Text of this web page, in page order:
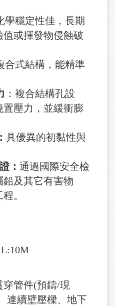
學穩定性佳，長期
或揮發物侵蝕破
合式結構，能精準
：複合結構孔設
壓力，並緩衝膨
具優異的初黏性與
： 通過國際安全檢
及其它有害物
。
穿管件(預鑄/現
連續壁壓樑、地下